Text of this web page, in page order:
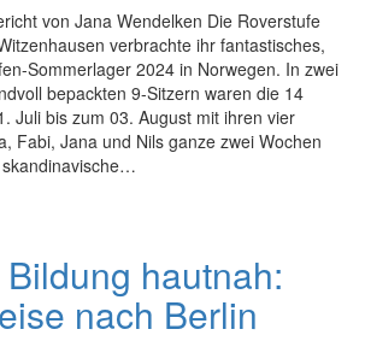
von Jana Wendelken Die Roverstufe
verbrachte ihr fantastisches,
Sommerlager 2024 in Norwegen. In zwei
bepackten 9-Sitzern waren die 14
Juli bis zum 03. August mit ihren vier
Fabi, Jana und Nils ganze zwei Wochen
hautnah:
nach Berlin